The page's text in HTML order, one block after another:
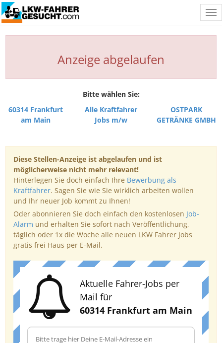
Anzeige abgelaufen
Bitte wählen Sie:
60314 Frankfurt
am Main
Alle Kraftfahrer
Jobs m/w
OSTPARK
GETRÄNKE GMBH
Diese Stellen-Anzeige ist abgelaufen und ist
möglicherweise nicht mehr relevant!
Hinterlegen Sie doch einfach Ihre Bewerbung als
Kraftfahrer. Sagen Sie wie Sie wirklich arbeiten wollen
und Ihr neuer Job kommt zu Ihnen!
Oder abonnieren Sie doch einfach den kostenlosen Job-
Alarm und erhalten Sie sofort nach Veröffentlichung,
täglich oder 1x die Woche alle neuen LKW Fahrer Jobs
gratis frei Haus per E-Mail.
Aktuelle Fahrer-Jobs per
Mail für
60314 Frankfurt am Main